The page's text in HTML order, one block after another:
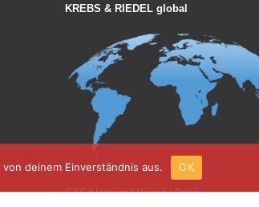
KREBS & RIEDEL global
GTC|Imprint|Privacy Policy
deinem Einverständnis aus. OK